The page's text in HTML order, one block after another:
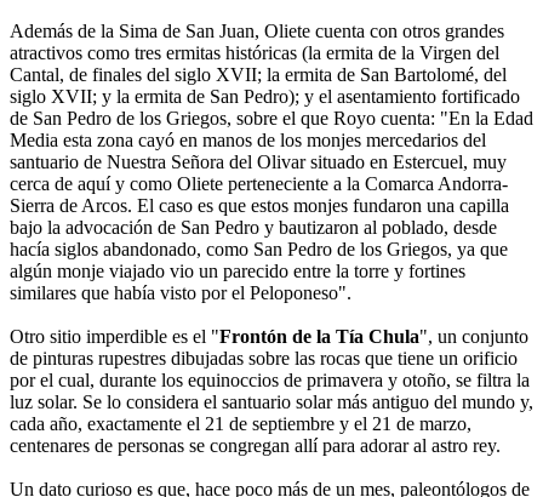
Además de la Sima de San Juan, Oliete cuenta con otros grandes
atractivos como tres ermitas históricas (la ermita de la Virgen del
Cantal, de finales del siglo XVII; la ermita de San Bartolomé, del
siglo XVII; y la ermita de San Pedro); y el asentamiento fortificado
de San Pedro de los Griegos, sobre el que Royo cuenta: "En la Edad
Media esta zona cayó en manos de los monjes mercedarios del
santuario de Nuestra Señora del Olivar situado en Estercuel, muy
cerca de aquí y como Oliete perteneciente a la Comarca Andorra-
Sierra de Arcos. El caso es que estos monjes fundaron una capilla
bajo la advocación de San Pedro y bautizaron al poblado, desde
hacía siglos abandonado, como San Pedro de los Griegos, ya que
algún monje viajado vio un parecido entre la torre y fortines
similares que había visto por el Peloponeso".
Otro sitio imperdible es el "Frontón de la Tía Chula", un conjunto
de pinturas rupestres dibujadas sobre las rocas que tiene un orificio
por el cual, durante los equinoccios de primavera y otoño, se filtra la
luz solar. Se lo considera el santuario solar más antiguo del mundo y,
cada año, exactamente el 21 de septiembre y el 21 de marzo,
centenares de personas se congregan allí para adorar al astro rey.
Un dato curioso es que, hace poco más de un mes, paleontólogos de